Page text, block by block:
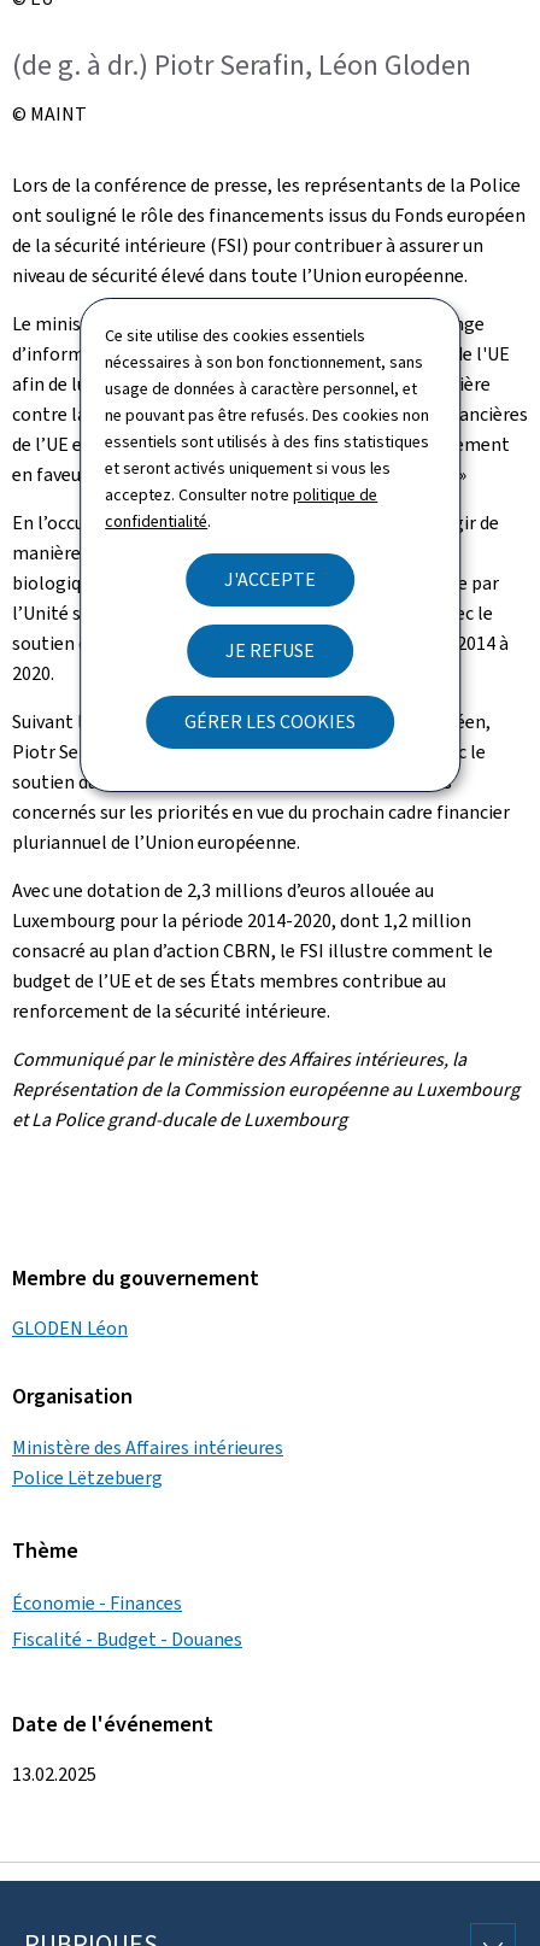
Ce site utilise des cookies essentiels
nécessaires à son bon fonctionnement, sans
usage de données à caractère personnel, et
ne pouvant pas être refusés. Des cookies non
essentiels sont utilisés à des fins statistiques
et seront activés uniquement si vous les
acceptez. Consulter notrepolitique de
confidentialité.
J'ACCEPTE
JE REFUSE
GÉRER LES COOKIES
(de g. à dr.) Piotr Serafin, Léon Gloden
© MAINT
Lors de la conférence de presse, les représentants de la Police
ont souligné le rôle des financements issus du Fonds européen
de la sécurité intérieure (FSI) pour contribuer à assurer un
niveau de sécurité élevé dans toute l’Union européenne.
Le ministre Gloden a accentué l’importance d’un échange
d’informations performant entre les États membres de l'UE
afin de lutter efficacement et de manière transfrontalière
contre la criminalité organisée: « Les contributions financières
de l’UE et du Luxembourg témoignent de notre engagement
en faveur de la sécurité et de la gestion des frontières. »
En l’occurrence, une infrastructure permettant de réagir de
manière pertinente à des dangers de nature chimique,
biologique, radiologique ou nucléaire (CBRN), exploitée par
l’Unité spéciale de la Police, a pu être mise en place avec le
soutien du FSI Police sur la période de financement de 2014 à
2020.
Suivant la conférence de presse, le commissaire européen,
Piotr Serafin, a pris inspection du matériel financé avec le
soutien du FSI Police et s’est échangé avec les acteurs
concernés sur les priorités en vue du prochain cadre financier
pluriannuel de l’Union européenne.
Avec une dotation de 2,3 millions d’euros allouée au
Luxembourg pour la période 2014-2020, dont 1,2 million
consacré au plan d’action CBRN, le FSI illustre comment le
budget de l’UE et de ses États membres contribue au
renforcement de la sécurité intérieure.
Communiqué par le ministère des Affaires intérieures, la
Représentation de la Commission européenne au Luxembourg
et La Police grand-ducale de Luxembourg
Membre du gouvernement
GLODEN Léon
Organisation
Ministère des Affaires intérieures
Police Lëtzebuerg
Thème
Économie - Finances
Fiscalité - Budget - Douanes
Date de l'événement
13.02.2025